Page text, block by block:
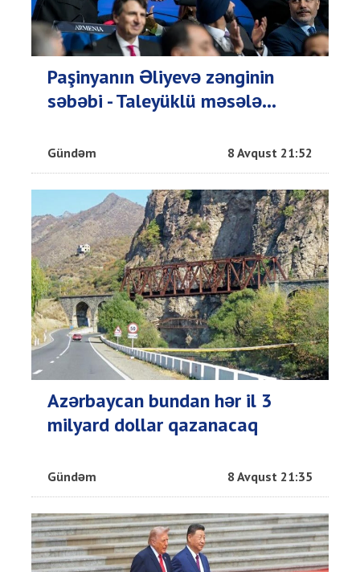
Paşinyanın Əliyevə zənginin
səbəbi - Taleyüklü məsələ...
Gündəm 8 Avqust 21:52
Azərbaycan bundan hər il 3
milyard dollar qazanacaq
Gündəm 8 Avqust 21:35